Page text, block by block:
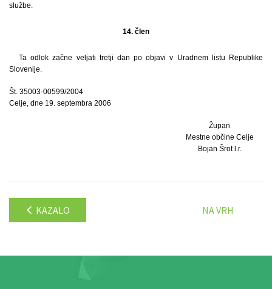
službe.
14. člen
Ta odlok začne veljati tretji dan po objavi v Uradnem listu Republike
Slovenije.
Št. 35003-00599/2004
Celje, dne 19. septembra 2006
Župan
Mestne občine Celje
Bojan Šrot l.r.
KAZALO NA VRH